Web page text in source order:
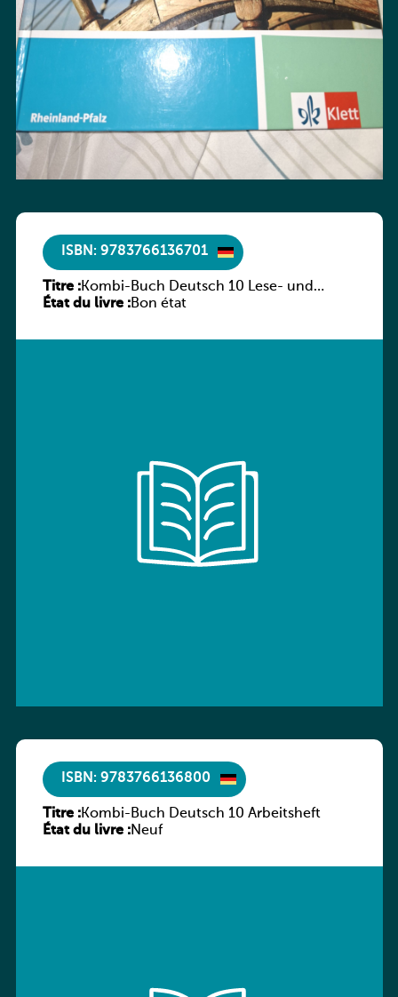
ISBN: 9783766136701
Titre :Kombi-Buch Deutsch 10 Lese- und
Sprachbuch
État du livre :Bon état
ISBN: 9783766136800
Titre :Kombi-Buch Deutsch 10 Arbeitsheft
État du livre :Neuf